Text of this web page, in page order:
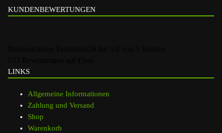
KUNDENBEWERTUNGEN
LINKS
Allgemeine Informationen
Zahlung und Versand
Shop
Warenkorb